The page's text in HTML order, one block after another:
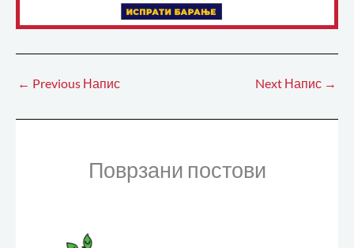
← Previous Напис Next Напис →
Поврзани постови